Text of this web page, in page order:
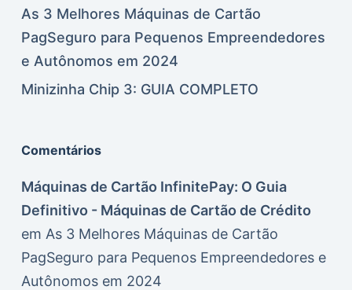
As 3 Melhores Máquinas de Cartão
PagSeguro para Pequenos Empreendedores
e Autônomos em 2024
Minizinha Chip 3: GUIA COMPLETO
Comentários
Máquinas de Cartão InfinitePay: O Guia
Definitivo - Máquinas de Cartão de Crédito
em As 3 Melhores Máquinas de Cartão
PagSeguro para Pequenos Empreendedores e
Autônomos em 2024